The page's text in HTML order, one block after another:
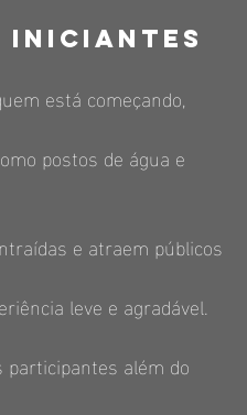
iniciantes
está começando,
postos de água e
e atraem públicos
leve e agradável.
além do